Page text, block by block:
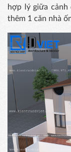
hợp lý giữa cảnh
thêm 1 căn nhà